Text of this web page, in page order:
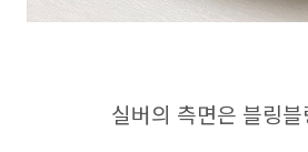
실버의 측면은 블링